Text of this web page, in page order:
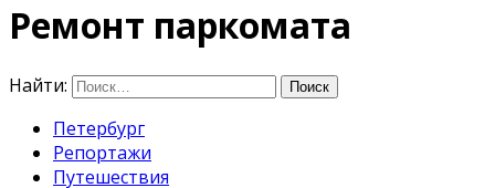
Ремонт паркомата
Найти:
Петербург
Репортажи
Путешествия